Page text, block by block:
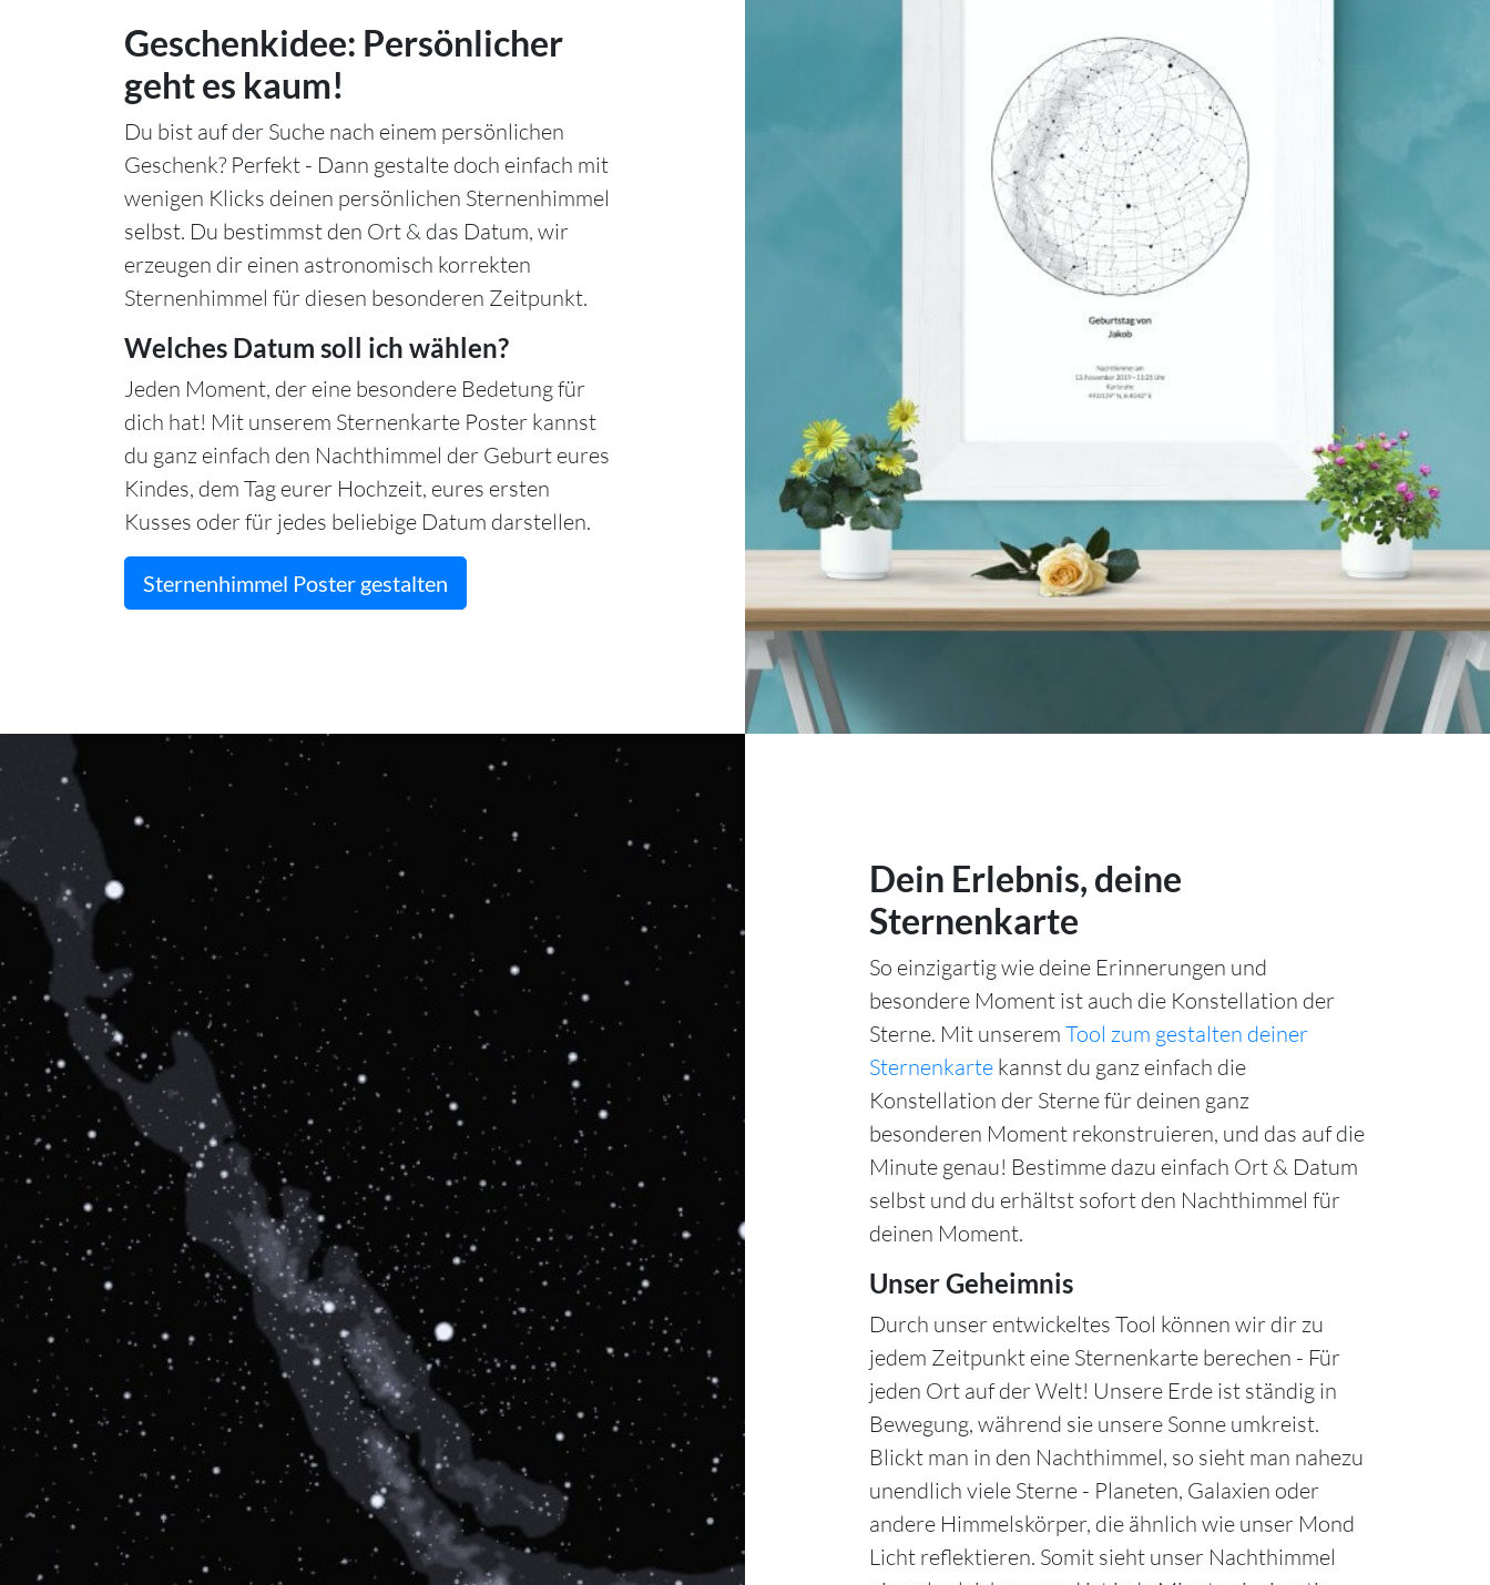
Geschenkidee: Persönlicher
geht es kaum!
Du bist auf der Suche nach einem persönlichen
Geschenk? Perfekt - Dann gestalte doch einfach mit
wenigen Klicks deinen persönlichen Sternenhimmel
selbst. Du bestimmst den Ort & das Datum, wir
erzeugen dir einen astronomisch korrekten
Sternenhimmel für diesen besonderen Zeitpunkt.
Welches Datum soll ich wählen?
Jeden Moment, der eine besondere Bedetung für
dich hat! Mit unserem Sternenkarte Poster kannst
du ganz einfach den Nachthimmel der Geburt eures
Kindes, dem Tag eurer Hochzeit, eures ersten
Kusses oder für jedes beliebige Datum darstellen.
Sternenhimmel Poster gestalten
Dein Erlebnis, deine
Sternenkarte
So einzigartig wie deine Erinnerungen und
besondere Moment ist auch die Konstellation der
Sterne. Mit unserem Tool zum gestalten deiner
Sternenkarte kannst du ganz einfach die
Konstellation der Sterne für deinen ganz
besonderen Moment rekonstruieren, und das auf die
Minute genau! Bestimme dazu einfach Ort & Datum
selbst und du erhältst sofort den Nachthimmel für
deinen Moment.
Unser Geheimnis
Durch unser entwickeltes Tool können wir dir zu
jedem Zeitpunkt eine Sternenkarte berechen - Für
jeden Ort auf der Welt! Unsere Erde ist ständig in
Bewegung, während sie unsere Sonne umkreist.
Blickt man in den Nachthimmel, so sieht man nahezu
unendlich viele Sterne - Planeten, Galaxien oder
andere Himmelskörper, die ähnlich wie unser Mond
Licht reflektieren. Somit sieht unser Nachthimmel